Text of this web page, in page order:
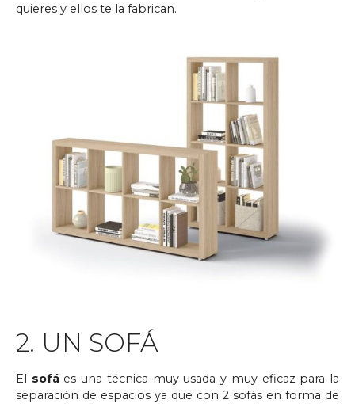
quieres y ellos te la fabrican.
2. UN SOFÁ
El sofáes una técnica muy usada y muy eficaz para la
separación de espacios ya que con 2 sofás en forma de